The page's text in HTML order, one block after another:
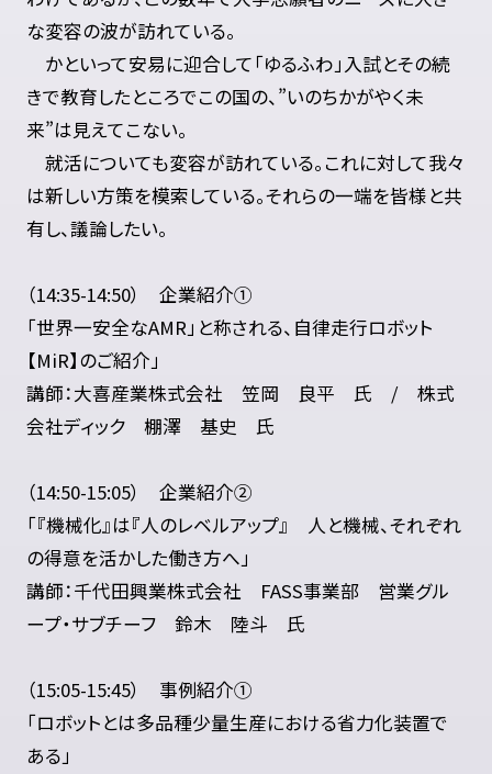
な変容の波が訪れている。
かといって安易に迎合して「ゆるふわ」入試とその続
きで教育したところでこの国の、”いのちかがやく未
来”は見えてこない。
就活についても変容が訪れている。これに対して我々
は新しい方策を模索している。それらの一端を皆様と共
有し、議論したい。
（14:35-14:50） 企業紹介①
「世界一安全なAMR」と称される、自律走行ロボット
【MiR】のご紹介」
講師：大喜産業株式会社 笠岡 良平 氏 / 株式
会社ディック 棚澤 基史 氏
（14:50-15:05） 企業紹介②
「『機械化』は『人のレベルアップ』 人と機械、それぞれ
の得意を活かした働き方へ」
講師：千代田興業株式会社 FASS事業部 営業グル
ープ・サブチーフ 鈴木 陸斗 氏
（15:05-15:45） 事例紹介①
「ロボットとは多品種少量生産における省力化装置で
ある」